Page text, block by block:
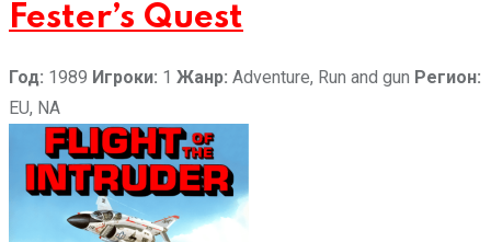
Fester’s Quest
Год: 1989 Игроки: 1 Жанр: Adventure, Run and gun Регион:
EU, NA